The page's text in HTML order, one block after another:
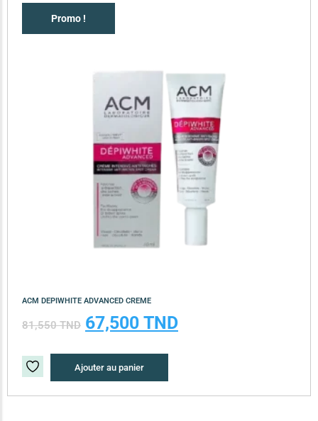
Promo !
ACM DEPIWHITE ADVANCED CREME
81,550TND 67,500 TND
Ajouter au panier